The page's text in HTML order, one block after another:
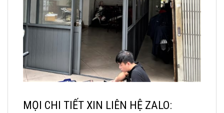
MỌI CHI TIẾT XIN LIÊN HỆ ZALO: